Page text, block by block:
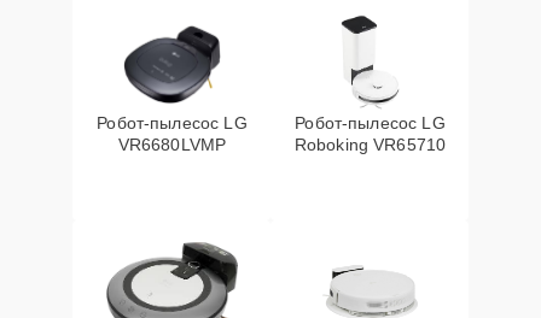
Робот-пылесос LG
VR6680LVMP
Робот-пылесос LG
Roboking VR65710